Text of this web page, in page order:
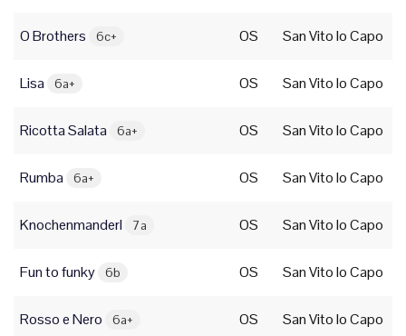
O Brothers 6c+ OS San Vito lo Capo
Lisa 6a+ OS San Vito lo Capo
Ricotta Salata 6a+ OS San Vito lo Capo
Rumba 6a+ OS San Vito lo Capo
Knochenmanderl 7a OS San Vito lo Capo
Fun to funky 6b OS San Vito lo Capo
Rosso e Nero 6a+ OS San Vito lo Capo